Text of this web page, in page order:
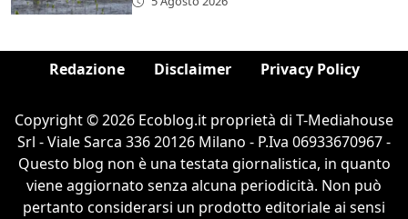
Redazione Disclaimer Privacy Policy
Copyright © 2026 Ecoblog.it proprietà di T-Mediahouse
Srl - Viale Sarca 336 20126 Milano - P.Iva 06933670967 -
Questo blog non è una testata giornalistica, in quanto
viene aggiornato senza alcuna periodicità. Non può
pertanto considerarsi un prodotto editoriale ai sensi